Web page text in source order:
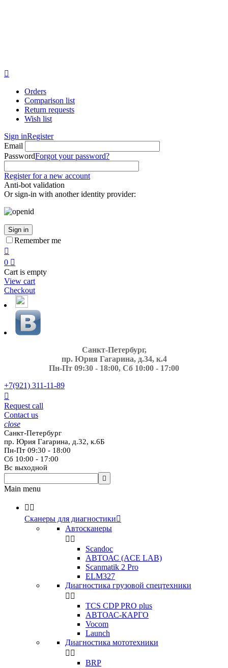

Orders
Comparison list
Return requests
Wish list
Sign inRegister
Email
PasswordForgot your password?
Register for a new account
Anti-bot validation
Or sign-in with another identity provider:
Sign in
Remember me

0 
Cart is empty
View cart
Checkout
Санкт-Петербург,
пр. Юрия Гагарина, д.34, к.4
Пн-Пт 09:30 - 18:00, Сб 10:00 - 17:00
+7(921) 311-11-89

Request call
Contact us
close
Санкт-Петербург
пр. Юрия Гагарина, д.32, к.6Б
Пн-Пт 09:30 - 18:00
Сб 10:00 - 17:00
Вс выходной

Main menu
 
Сканеры для диагностики
Автосканеры
 
Scandoc
АВТОАС (ACE LAB)
Scanmatik 2 Pro
ELM327
Диагностика грузовой спецтехники
 
TCS CDP PRO plus
АВТОАС-КАРГО
Vocom
Launch
Диагностика мототехники
 
BRP